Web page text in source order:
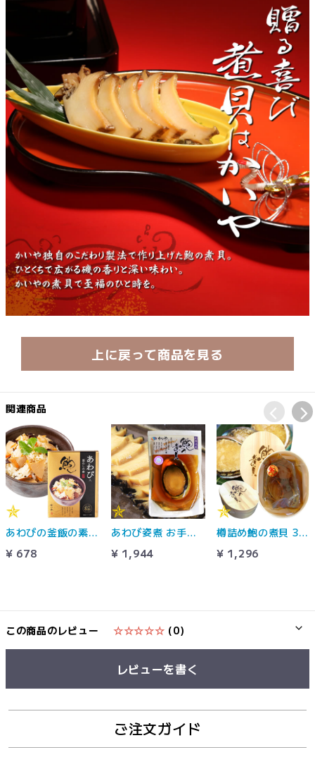
上に戻って商品を見る
関連商品
あわびの釜飯の素 1袋3合用 海の幸 山の幸 具材たっぷり かいや 山梨県
¥ 678
あわび姿煮 お手軽1粒 山梨県観光土産品公正取引協議会「やまなしのみやげ」認定 かいやの煮貝 山梨県
¥ 1,944
樽詰め鮑の煮貝 3粒 かいやの煮貝 山梨県
¥ 1,296
この商品のレビュー ☆☆☆☆☆ (0)
レビューを書く
ご注文ガイド